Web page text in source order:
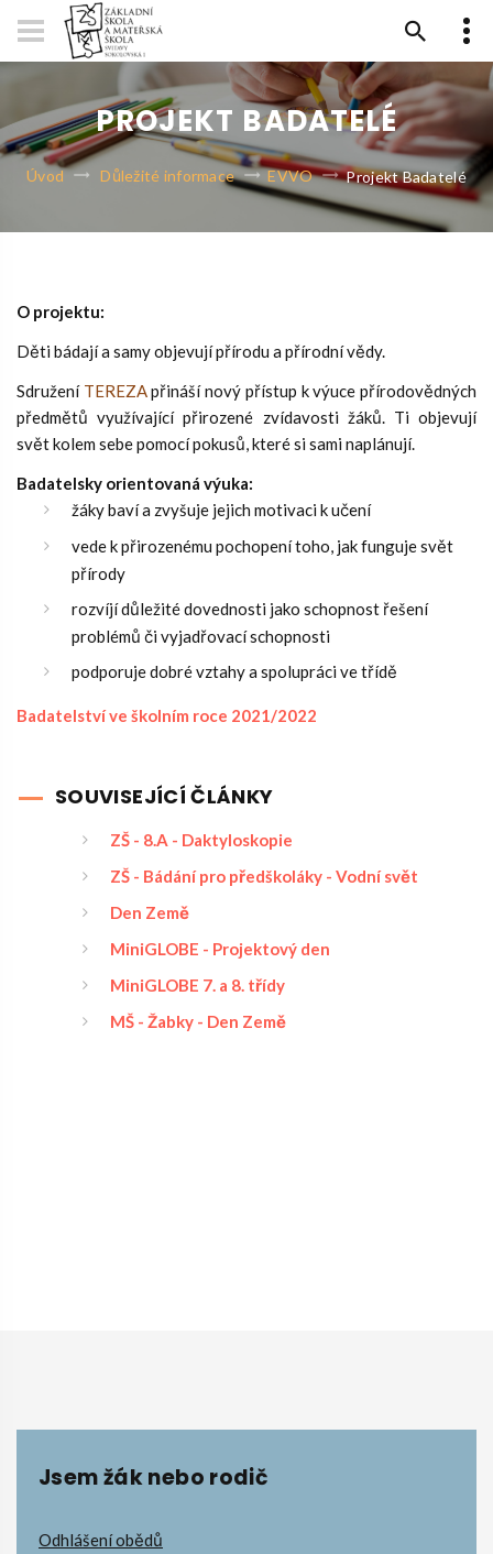
PROJEKT BADATELÉ
Úvod Důležité informace EVVO Projekt Badatelé
O projektu:
Děti bádají a samy objevují přírodu a přírodní vědy.
Sdružení TEREZApřináší nový přístup k výuce přírodovědných
předmětů využívající přirozené zvídavosti žáků. Ti objevují
svět kolem sebe pomocí pokusů, které si sami naplánují.
Badatelsky orientovaná výuka:
žáky baví a zvyšuje jejich motivaci k učení
vede k přirozenému pochopení toho, jak funguje svět
přírody
rozvíjí důležité dovednosti jako schopnost řešení
problémů či vyjadřovací schopnosti
podporuje dobré vztahy a spolupráci ve třídě
Badatelství ve školním roce 2021/2022
SOUVISEJÍCÍ ČLÁNKY
ZŠ - 8.A - Daktyloskopie
ZŠ - Bádání pro předškoláky - Vodní svět
Den Země
MiniGLOBE - Projektový den
MiniGLOBE 7. a 8. třídy
MŠ - Žabky - Den Země
Jsem žák nebo rodič
Odhlášení obědů